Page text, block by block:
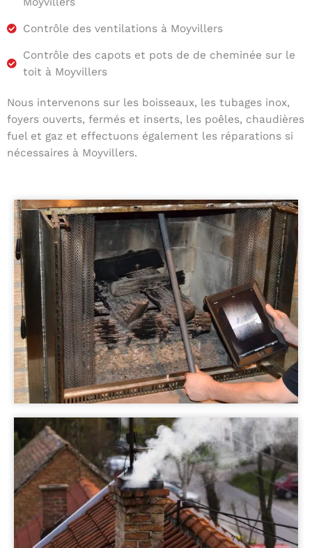
Contrôle des ventilations à Moyvillers
Contrôle des capots et pots de de cheminée sur le
toit à Moyvillers
Nous intervenons sur les boisseaux, les tubages inox,
foyers ouverts, fermés et inserts, les poêles, chaudières
fuel et gaz et effectuons également les réparations si
nécessaires à Moyvillers.